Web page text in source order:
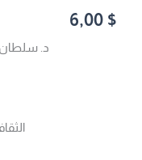
6,00 $
د. سلطان